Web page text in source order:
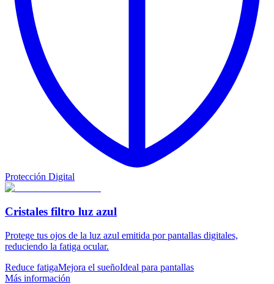
Protección Digital
Cristales filtro luz azul
Protege tus ojos de la luz azul emitida por pantallas digitales,
reduciendo la fatiga ocular.
Reduce fatigaMejora el sueñoIdeal para pantallas
Más información